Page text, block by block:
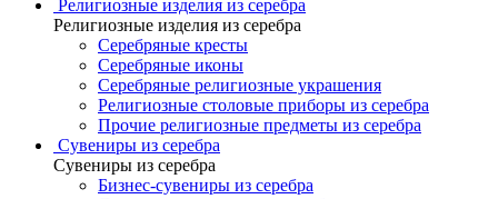
Религиозные изделия из серебра
Религиозные изделия из серебра
Серебряные кресты
Серебряные иконы
Серебряные религиозные украшения
Религиозные столовые приборы из серебра
Прочие религиозные предметы из серебра
Сувениры из серебра
Сувениры из серебра
Бизнес-сувениры из серебра